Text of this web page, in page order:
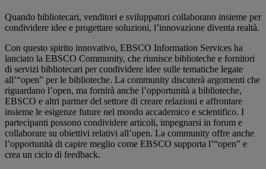
Quando bibliotecari, venditori e sviluppatori collaborano insieme per
condividere idee e progettare soluzioni, l’innovazione diventa realtà.
Con questo spirito innovativo, EBSCO Information Services ha
lanciato la EBSCO Community, che riunisce biblioteche e fornitori
di servizi bibliotecari per condividere idee sulle tematiche legate
all’“open” per le biblioteche. La community discuterà argomenti che
riguardano l’open, ma fornirà anche l’opportunità a biblioteche,
EBSCO e altri partner del settore di creare relazioni e affrontare
insieme le esigenze future nel mondo accademico e scientifico. I
partecipanti possono condividere articoli, impegnarsi in forum e
collaborare su obiettivi relativi all’open. La community offre anche
l’opportunità di capire meglio come EBSCO supporta l’“open” e
crea un ciclo di feedback.